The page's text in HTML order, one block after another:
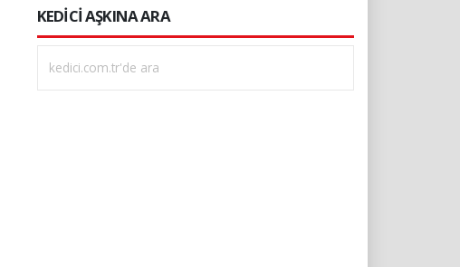
KEDİCİ AŞKINA ARA